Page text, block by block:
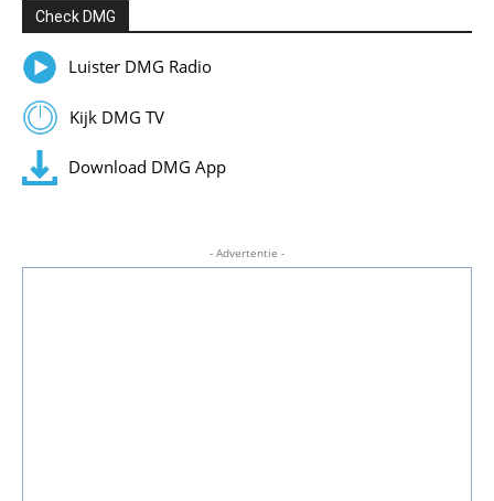
Check DMG
Luister DMG Radio
Kijk DMG TV
Download DMG App
- Advertentie -